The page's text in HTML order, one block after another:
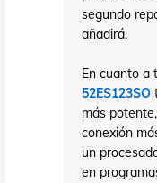
segundo
añadirá.
En cuanto a
52ES123SO
más
conexión
un
en